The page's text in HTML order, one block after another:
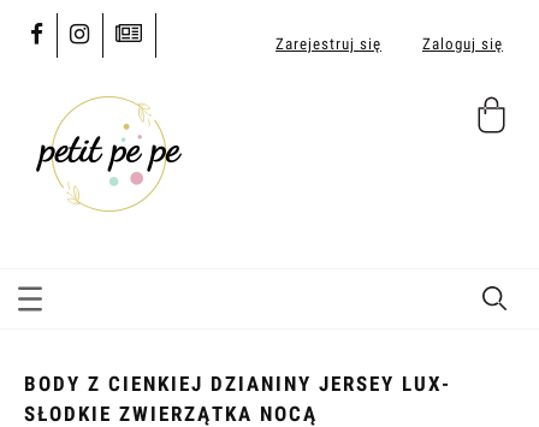
Zarejestruj się Zaloguj się
BODY Z CIENKIEJ DZIANINY JERSEY LUX-
SŁODKIE ZWIERZĄTKA NOCĄ